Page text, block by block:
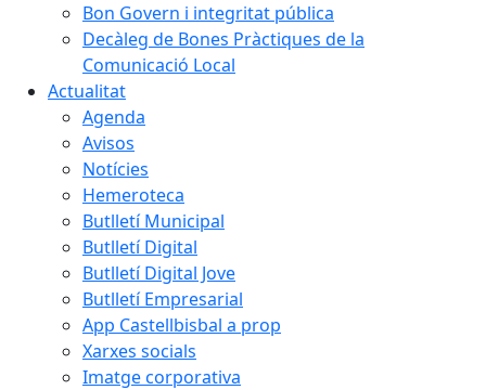
Bon Govern i integritat pública
Decàleg de Bones Pràctiques de la
Comunicació Local
Actualitat
Agenda
Avisos
Notícies
Hemeroteca
Butlletí Municipal
Butlletí Digital
Butlletí Digital Jove
Butlletí Empresarial
App Castellbisbal a prop
Xarxes socials
Imatge corporativa